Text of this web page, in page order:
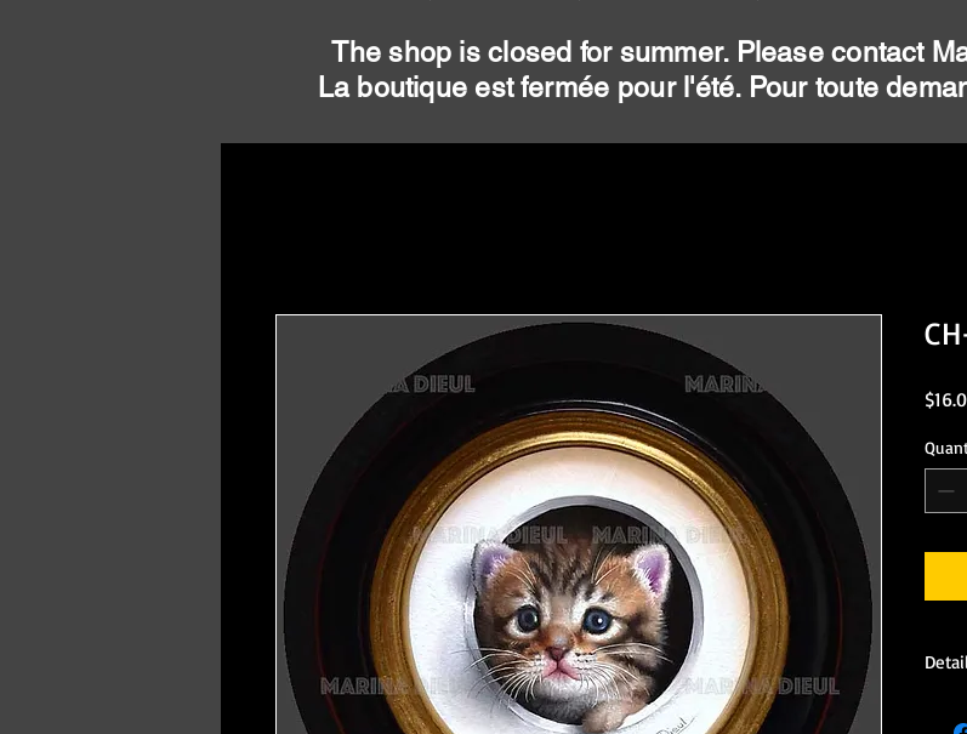
The shop is closed for summer. Please contact
La boutique est fermée pour l'été. Pour toute
Detail